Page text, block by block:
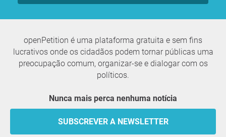
openPetition é uma plataforma gratuita e sem fins
lucrativos onde os cidadãos podem tornar públicas uma
preocupação comum, organizar-se e dialogar com os
políticos.
Nunca mais perca nenhuma notícia
SUBSCREVER A NEWSLETTER